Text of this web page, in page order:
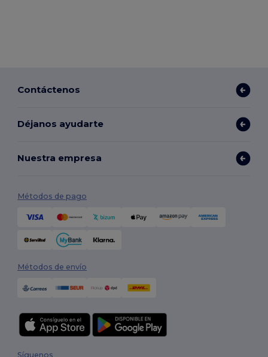
Contáctenos
Déjanos ayudarte
Nuestra empresa
Métodos de pago
Métodos de envío
Síguenos